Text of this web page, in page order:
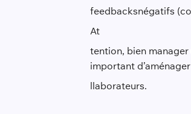
feedbacksnégatifs
At
tention, bien
important
llaborateurs.